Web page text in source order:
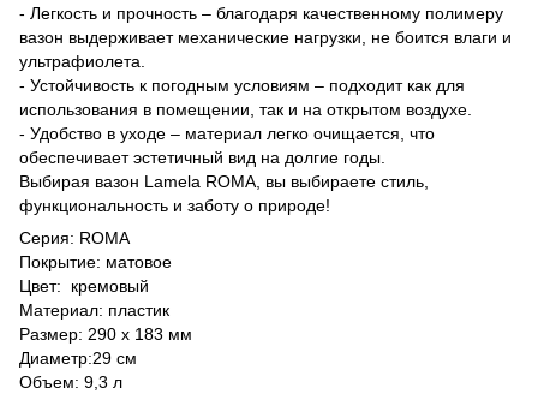
- Легкость и прочность – благодаря качественному полимеру
вазон выдерживает механические нагрузки, не боится влаги и
ультрафиолета.
- Устойчивость к погодным условиям – подходит как для
использования в помещении, так и на открытом воздухе.
- Удобство в уходе – материал легко очищается, что
обеспечивает эстетичный вид на долгие годы.
Выбирая вазон Lamela ROMA, вы выбираете стиль,
функциональность и заботу о природе!
Серия: ROMA
Покрытие: матовое
Цвет: кремовый
Материал: пластик
Размер: 290 х 183 мм
Диаметр:29 см
Объем: 9,3 л